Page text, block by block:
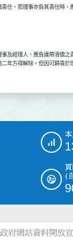
任，而理事亦負其責任時，
及經理人，應負連帶清償之
年方得解除。但因可歸責於
本
頁
(
政府網站資料開放